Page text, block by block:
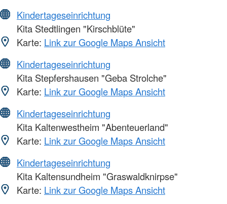
Kindertageseinrichtung
Kita Stedtlingen "Kirschblüte"
Karte: Link zur Google Maps Ansicht
Kindertageseinrichtung
Kita Stepfershausen "Geba Strolche"
Karte: Link zur Google Maps Ansicht
Kindertageseinrichtung
Kita Kaltenwestheim "Abenteuerland"
Karte: Link zur Google Maps Ansicht
Kindertageseinrichtung
Kita Kaltensundheim "Graswaldknirpse"
Karte: Link zur Google Maps Ansicht